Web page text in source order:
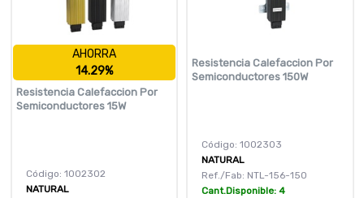
AHORRA
14.29%
Resistencia Calefaccion Por
Semiconductores 15W
Código: 1002302
NATURAL
Resistencia Calefaccion Por
Semiconductores 150W
Código: 1002303
NATURAL
Ref./Fab: NTL-156-150
Cant.Disponible: 4